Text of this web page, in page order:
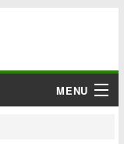
MENU